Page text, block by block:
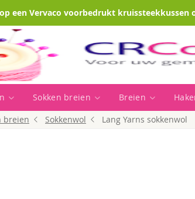
een Vervaco voorbedrukt kruissteekkussen
Sokken breien Breien
breien Sokkenwol Lang Yarns sokkenwol